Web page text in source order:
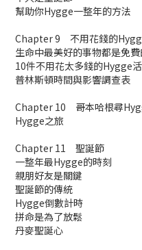
幫助你Hygge一整年的方法
Chapter 9 不用花錢的
生命中最美好的事物都是免
10件不用花太多錢的Hygge
普林斯頓時間與影響調查表
Chapter 10 哥本哈根尋
Hygge之旅
Chapter 11 聖誕節
一整年最Hygge的時刻
親朋好友是關鍵
聖誕節的傳統
Hygge倒數計時
拼命是為了放鬆
丹麥聖誕心